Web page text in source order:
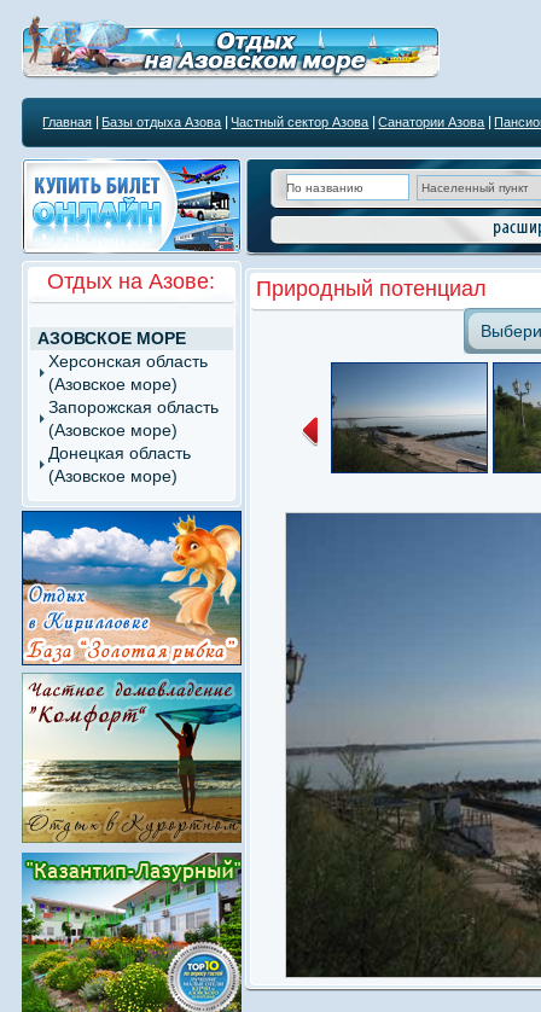
Главная Базы отдыха Азова Частный сектор Азова Санатории Азова
Отдых на Азове:
АЗОВСКОЕ МОРЕ
Херсонская область
(Азовское море)
Запорожская область
(Азовское море)
Донецкая область
(Азовское море)
Природный потенциал